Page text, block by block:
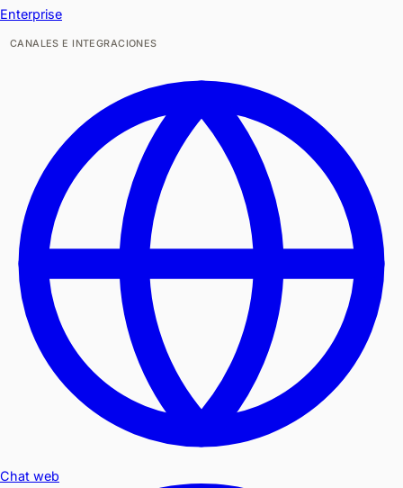
Enterprise
CANALES E INTEGRACIONES
Chat web